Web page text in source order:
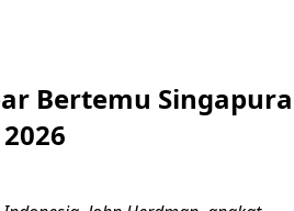
Bertemu Singapura